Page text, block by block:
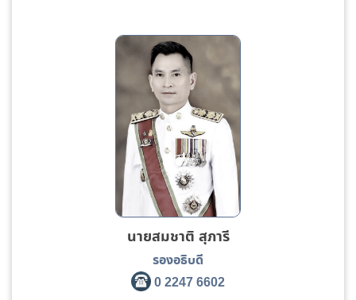
นายสมชาติ สุภารี
รองอธิบดี
0 2247 6602